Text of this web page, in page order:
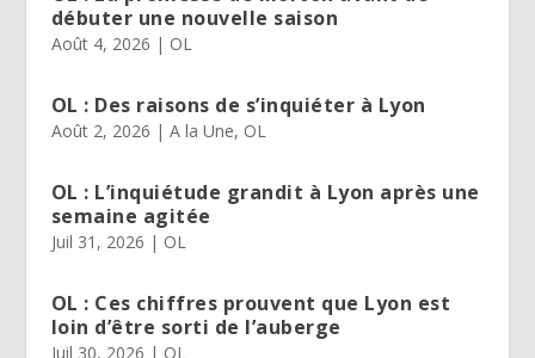
débuter une nouvelle saison
Août 4, 2026 | OL
OL : Des raisons de s’inquiéter à Lyon
Août 2, 2026 | A la Une, OL
OL : L’inquiétude grandit à Lyon après une
semaine agitée
Juil 31, 2026 | OL
OL : Ces chiffres prouvent que Lyon est
loin d’être sorti de l’auberge
Juil 30, 2026 | OL